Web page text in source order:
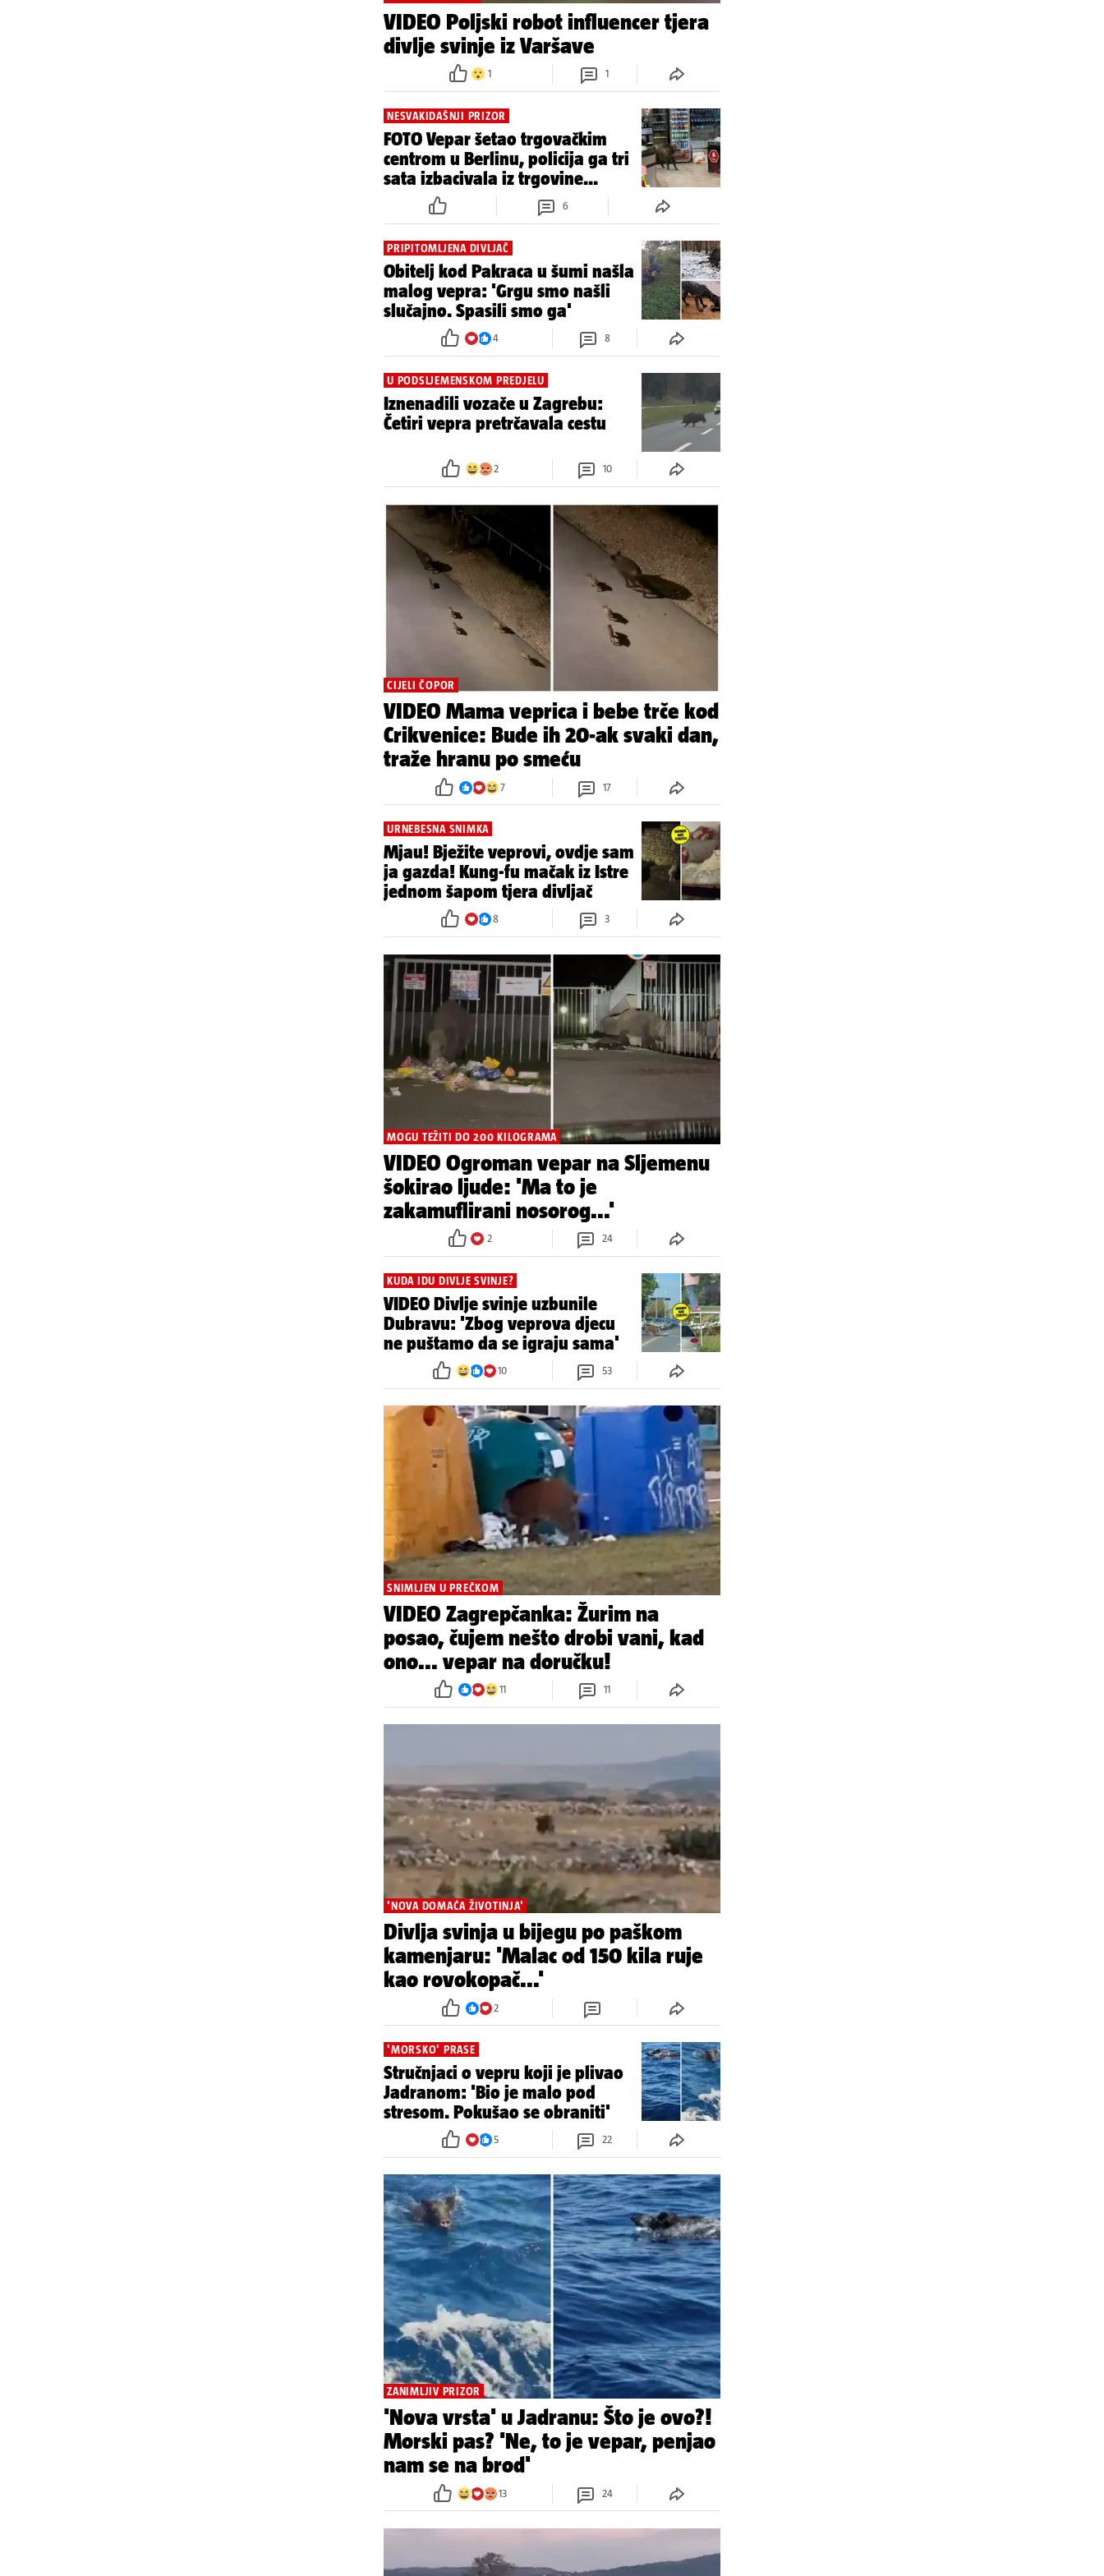
VIDEO Poljski robot influencer tjera
divlje svinje iz Varšave
1 1
NESVAKIDAŠNJI PRIZOR
FOTO Vepar šetao trgovačkim
centrom u Berlinu, policija ga tri
sata izbacivala iz trgovine...
6
PRIPITOMLJENA DIVLJAČ
Obitelj kod Pakraca u šumi našla
malog vepra: 'Grgu smo našli
slučajno. Spasili smo ga'
4 8
U PODSLJEMENSKOM PREDJELU
Iznenadili vozače u Zagrebu:
Četiri vepra pretrčavala cestu
2 10
CIJELI ČOPOR
VIDEO Mama veprica i bebe trče kod
Crikvenice: Bude ih 20-ak svaki dan,
traže hranu po smeću
7 17
URNEBESNA SNIMKA
Mjau! Bježite veprovi, ovdje sam
ja gazda! Kung-fu mačak iz Istre
jednom šapom tjera divljač
8 3
MOGU TEŽITI DO 200 KILOGRAMA
VIDEO Ogroman vepar na Sljemenu
šokirao ljude: 'Ma to je
zakamuflirani nosorog...'
2 24
KUDA IDU DIVLJE SVINJE?
VIDEO Divlje svinje uzbunile
Dubravu: 'Zbog veprova djecu
ne puštamo da se igraju sama'
10 53
SNIMLJEN U PREČKOM
VIDEO Zagrepčanka: Žurim na
posao, čujem nešto drobi vani, kad
ono... vepar na doručku!
11 11
'NOVA DOMAĆA ŽIVOTINJA'
Divlja svinja u bijegu po paškom
kamenjaru: 'Malac od 150 kila ruje
kao rovokopač...'
2
'MORSKO' PRASE
Stručnjaci o vepru koji je plivao
Jadranom: 'Bio je malo pod
stresom. Pokušao se obraniti'
5 22
ZANIMLJIV PRIZOR
'Nova vrsta' u Jadranu: Što je ovo?!
Morski pas? 'Ne, to je vepar, penjao
nam se na brod'
13 24